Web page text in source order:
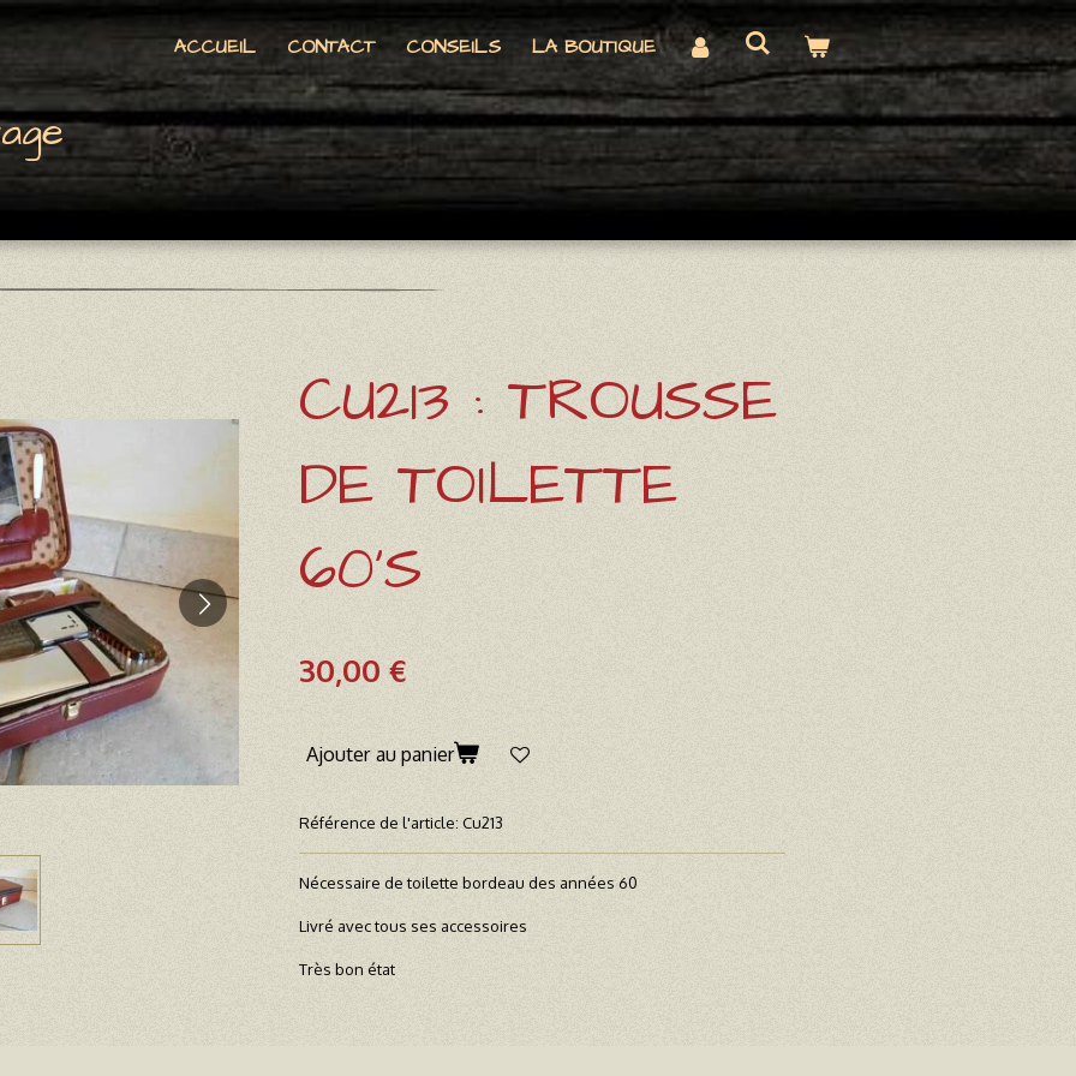
ACCUEIL CONTACT CONSEILS LA BOUTIQUE
CU213 : TROUSSE
DE TOILETTE
60'S
30,00 €
Ajouter au panier
Référence de l'article: Cu213
Nécessaire de toilette bordeau des années 60
Livré avec tous ses accessoires
Très bon état